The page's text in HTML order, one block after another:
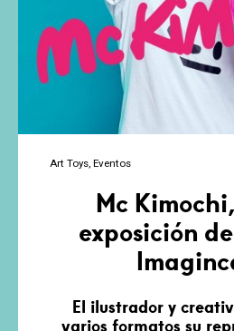
Art Toys Eventos
Mc
exposición
El ilustrador y
varios formatos su